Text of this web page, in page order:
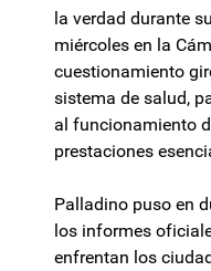
la verdad durante
miércoles en la
cuestionamiento
sistema de salud,
al funcionamiento
prestaciones
Palladino puso en
los informes
enfrentan los